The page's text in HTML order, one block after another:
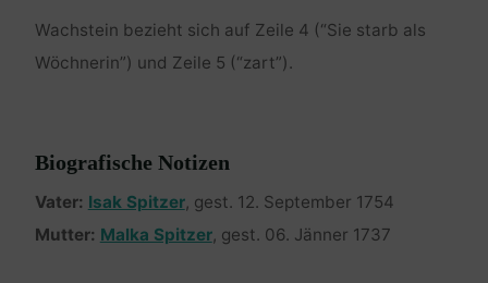
Wachstein bezieht sich auf Zeile 4 (“Sie starb als
Wöchnerin”) und Zeile 5 (“zart”).
Biografische Notizen
Vater: Isak Spitzer, gest. 12. September 1754
Mutter: Malka Spitzer, gest. 06. Jänner 1737